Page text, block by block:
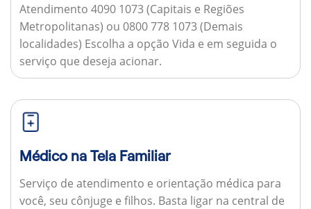
Atendimento 4090 1073 (Capitais e Regiões
Metropolitanas) ou 0800 778 1073 (Demais
localidades) Escolha a opção Vida e em seguida o
serviço que deseja acionar.
Médico na Tela Familiar
Serviço de atendimento e orientação médica para
você, seu cônjuge e filhos. Basta ligar na central de